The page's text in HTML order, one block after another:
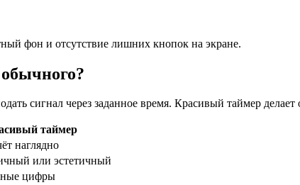
фон и отсутствие лишних кнопок на экране.
сигнал через заданное время. Красивый таймер
таймер
наглядно
или эстетичный
цифры